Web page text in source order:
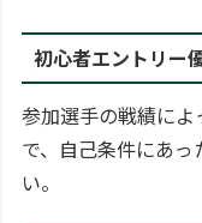
初心者エントリー
参加選手の戦績に
で、自己条件にあ
い。